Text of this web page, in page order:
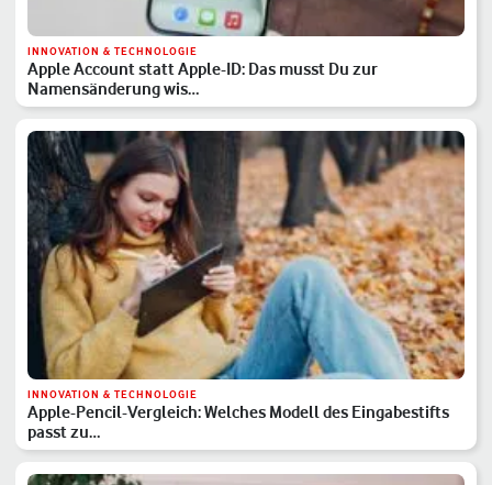
INNOVATION & TECHNOLOGIE
Apple Account statt Apple-ID: Das musst Du zur
Namensänderung wis…
INNOVATION & TECHNOLOGIE
Apple-Pencil-Vergleich: Welches Modell des Eingabestifts
passt zu…